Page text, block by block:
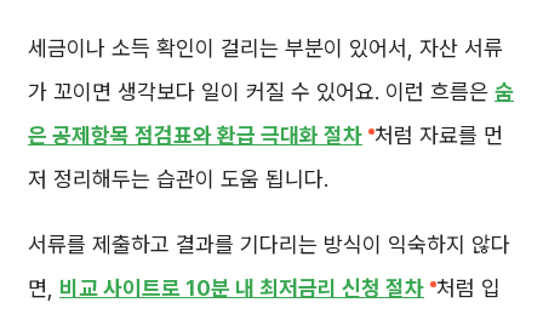
세금이나 소득 확인이 걸리는 부분이 있어서, 자산 서류
가 꼬이면 생각보다 일이 커질 수 있어요. 이런 흐름은 숨
은 공제항목 점검표와 환급 극대화 절차 처럼 자료를 먼
저 정리해두는 습관이 도움 됩니다.
서류를 제출하고 결과를 기다리는 방식이 익숙하지 않다
면, 비교 사이트로 10분 내 최저금리 신청 절차 처럼 입